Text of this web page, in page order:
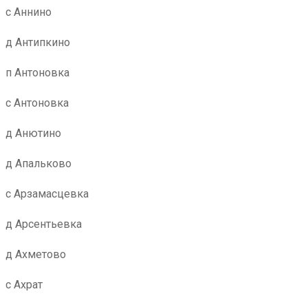
с Аннино
д Антипкино
п Антоновка
с Антоновка
д Анютино
д Апальково
с Арзамасцевка
д Арсентьевка
д Ахметово
с Ахрат